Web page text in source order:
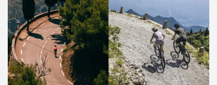
开始聊天
关闭